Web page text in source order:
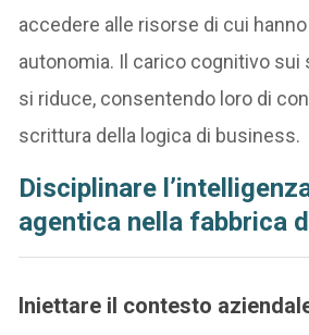
accedere alle risorse di cui
autonomia. Il carico cognitivo sui
si riduce, consentendo loro di
scrittura della logica di business.
Disciplinare
agentica nella fabbrica
Iniettare il contesto